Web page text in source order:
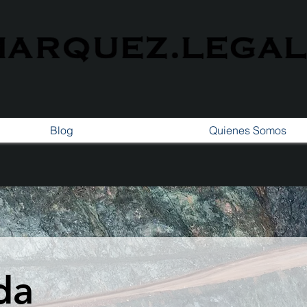
Blog Quienes Somos